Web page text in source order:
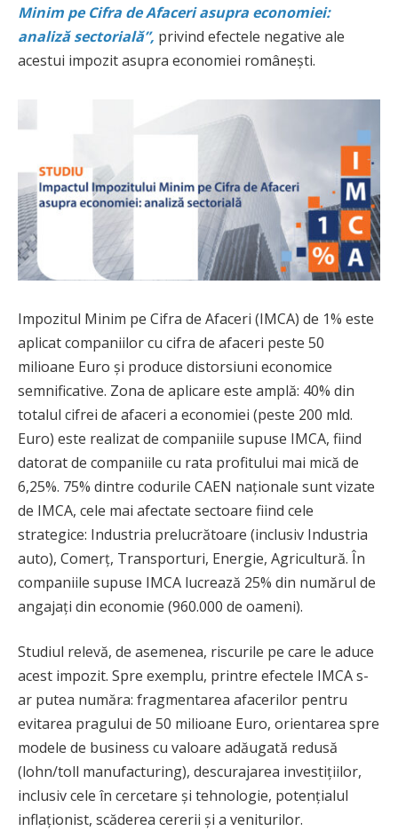
Minim pe Cifra de Afaceri asupra economiei:
analiză sectorială”, privind efectele negative ale
acestui impozit asupra economiei românești.
Impozitul Minim pe Cifra de Afaceri (IMCA) de 1% este
aplicat companiilor cu cifra de afaceri peste 50
milioane Euro și produce distorsiuni economice
semnificative. Zona de aplicare este amplă: 40% din
totalul cifrei de afaceri a economiei (peste 200 mld.
Euro) este realizat de companiile supuse IMCA, fiind
datorat de companiile cu rata profitului mai mică de
6,25%. 75% dintre codurile CAEN naționale sunt vizate
de IMCA, cele mai afectate sectoare fiind cele
strategice: Industria prelucrătoare (inclusiv Industria
auto), Comerț, Transporturi, Energie, Agricultură. În
companiile supuse IMCA lucrează 25% din numărul de
angajați din economie (960.000 de oameni).
Studiul relevă, de asemenea, riscurile pe care le aduce
acest impozit. Spre exemplu, printre efectele IMCA s-
ar putea număra: fragmentarea afacerilor pentru
evitarea pragului de 50 milioane Euro, orientarea spre
modele de business cu valoare adăugată redusă
(lohn/toll manufacturing), descurajarea investițiilor,
inclusiv cele în cercetare și tehnologie, potențialul
inflaționist, scăderea cererii și a veniturilor.